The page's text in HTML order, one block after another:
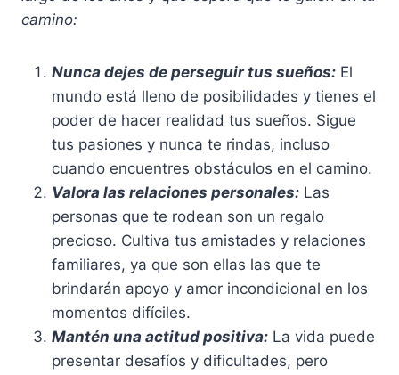
camino:
Nunca dejes de perseguir tus sueños: El
mundo está lleno de posibilidades y tienes el
poder de hacer realidad tus sueños. Sigue
tus pasiones y nunca te rindas, incluso
cuando encuentres obstáculos en el camino.
Valora las relaciones personales: Las
personas que te rodean son un regalo
precioso. Cultiva tus amistades y relaciones
familiares, ya que son ellas las que te
brindarán apoyo y amor incondicional en los
momentos difíciles.
Mantén una actitud positiva: La vida puede
presentar desafíos y dificultades, pero